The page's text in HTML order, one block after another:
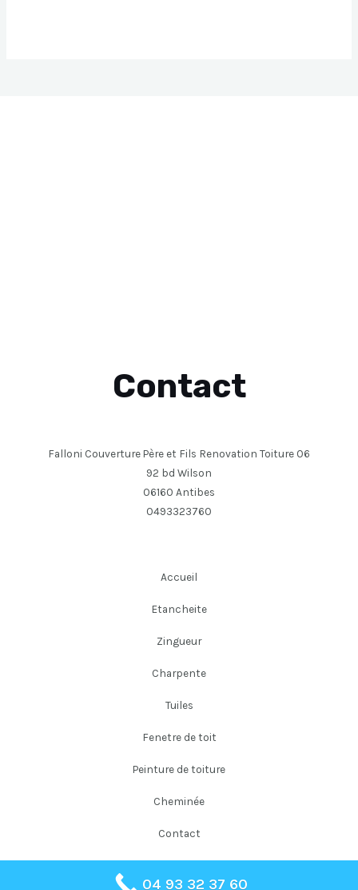
Contact
Falloni Couverture Père et Fils Renovation Toiture 06
92 bd Wilson
06160 Antibes
0493323760
Accueil
Etancheite
Zingueur
Charpente
Tuiles
Fenetre de toit
Peinture de toiture
Cheminée
Contact
Copyright © 2026 Falloni Couverture Père et Fils
04 93 32 37 60